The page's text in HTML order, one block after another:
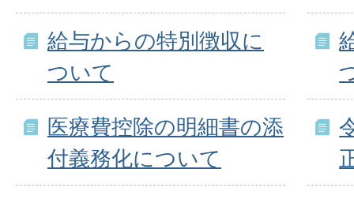
給与からの特別徴収に
ついて
医療費控除の明細書の添
付義務化について